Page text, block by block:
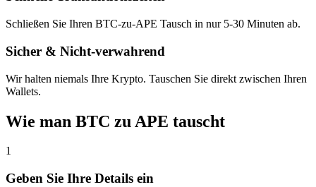
Schließen Sie Ihren BTC-zu-APE Tausch in nur 5-30 Minuten ab.
Sicher & Nicht-verwahrend
Wir halten niemals Ihre Krypto. Tauschen Sie direkt zwischen Ihren
Wallets.
Wie man BTC zu APE tauscht
1
Geben Sie Ihre Details ein